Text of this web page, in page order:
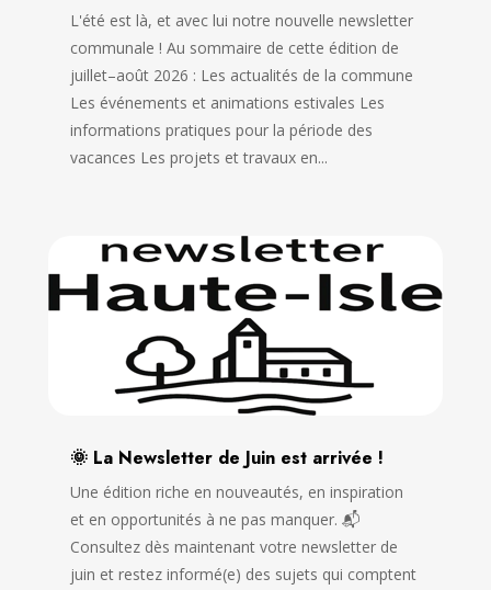
L'été est là, et avec lui notre nouvelle newsletter
communale ! Au sommaire de cette édition de
juillet–août 2026 : Les actualités de la commune
Les événements et animations estivales Les
informations pratiques pour la période des
vacances Les projets et travaux en...
🌞 La Newsletter de Juin est arrivée !
Une édition riche en nouveautés, en inspiration
et en opportunités à ne pas manquer. 📬
Consultez dès maintenant votre newsletter de
juin et restez informé(e) des sujets qui comptent